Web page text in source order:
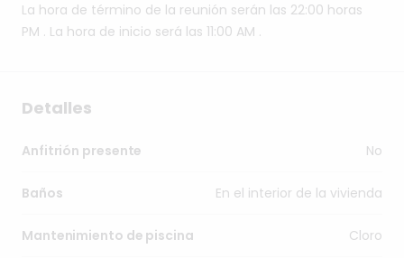
La hora de término de la reunión serán las 22:00 horas
PM . La hora de inicio será las 11:00 AM .
Detalles
Anfitrión presente No
Baños En el interior de la vivienda
Mantenimiento de piscina Cloro